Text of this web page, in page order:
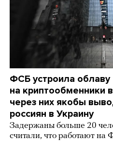
ФСБ устроила облаву
на криптообменники
через них якобы
россиян в Украину
Задержаны больше 20
считали, что работают на